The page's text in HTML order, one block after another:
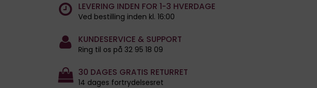
LEVERING INDEN FOR 1-3 HVERDAGE
Ved bestilling inden kl. 16:00
KUNDESERVICE & SUPPORT
Ring til os på 32 95 18 09
30 DAGES GRATIS RETURRET
14 dages fortrydelsesret